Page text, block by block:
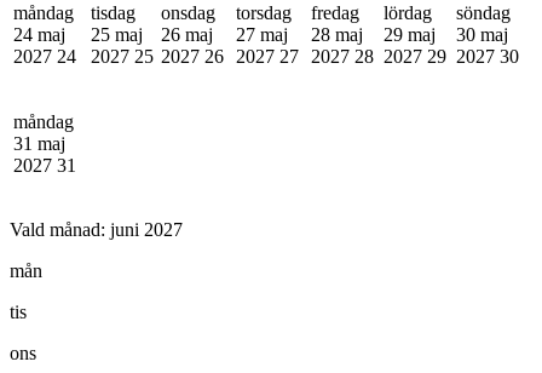
måndag
24 maj
2027 24
tisdag
25 maj
2027 25
onsdag
26 maj
2027 26
torsdag
27 maj
2027 27
fredag
28 maj
2027 28
lördag
29 maj
2027 29
söndag
30 maj
2027 30
måndag
31 maj
2027 31
Vald månad: juni 2027
mån
tis
ons